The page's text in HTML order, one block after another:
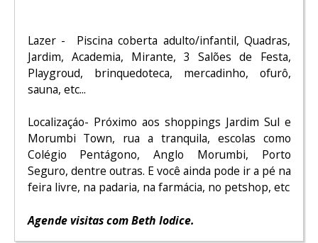
Lazer - Piscina coberta adulto/infantil, Quadras,
Jardim, Academia, Mirante, 3 Salões de Festa,
Playgroud, brinquedoteca, mercadinho, ofurô,
sauna, etc...
Localizaçáo- Próximo aos shoppings Jardim Sul e
Morumbi Town, rua a tranquila, escolas como
Colégio Pentágono, Anglo Morumbi, Porto
Seguro, dentre outras. E você ainda pode ir a pé na
feira livre, na padaria, na farmácia, no petshop, etc
Agende visitas com Beth Iodice.